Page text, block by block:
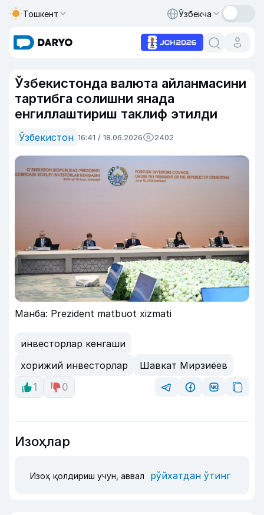
Тошкент Ўзбекча
Ўзбекистонда валюта айланмасини
тартибга солишни янада
енгиллаштириш таклиф этилди
Ўзбекистон 16:41 / 18.06.2026 2402
Манба: Prezident matbuot xizmati
инвесторлар кенгаши
хорижий инвесторлар
Шавкат Мирзиёев
1
0
Изоҳлар
Изоҳ қолдириш учун, аввал рўйхатдан ўтинг